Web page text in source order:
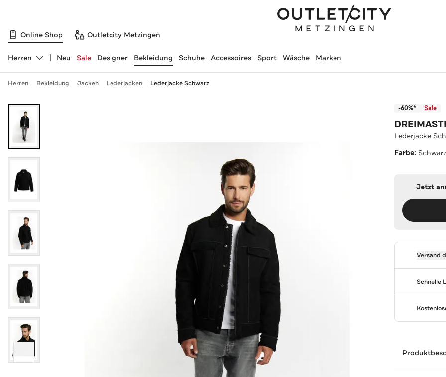
Online Shop Outletcity Metzingen
Abteilung ändern, ausgewählt:
Herren Neu Sale Designer Bekleidung Schuhe Accessoires Sport Wäsche Marken
Herren Bekleidung Jacken Lederjacken Lederjacke Schwarz
-60%* Sale
Lederjacke
Farbe:
Jetzt
Versand
Schnelle